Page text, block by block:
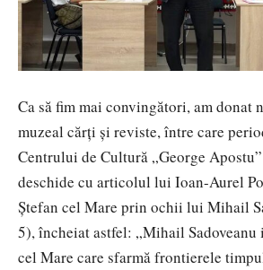
Ca să fim mai convingători, am donat
muzeal cărţi şi reviste, între care
Centrului de Cultură „George
deschide cu articolul lui Ioan-Aurel
Ştefan cel Mare prin ochii lui Mihail
5), încheiat astfel: „Mihail Sadoveanu
cel Mare care sfarmă frontierele